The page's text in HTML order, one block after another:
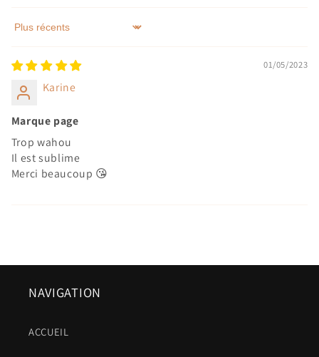
Sort by
01/05/2023
Karine
Marque page
Trop wahou
Il est sublime
Merci beaucoup 😘
NAVIGATION
ACCUEIL